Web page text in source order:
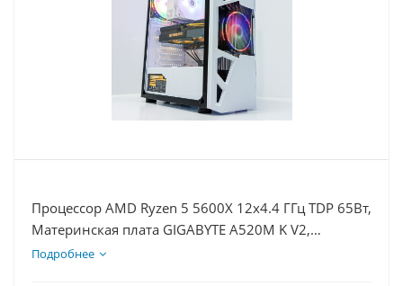
Процессор AMD Ryzen 5 5600X 12x4.4 ГГц TDP 65Вт,
Материнская плата GIGABYTE A520M K V2,
Видеокарта RTX 5060Ti 16Гб, Память DDR4 16Gb,
Подробнее